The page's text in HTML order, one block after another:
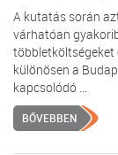
A kutatás során
várhatóan
többletköltségeket
különösen a
kapcsolódó ...
BŐVEBBEN